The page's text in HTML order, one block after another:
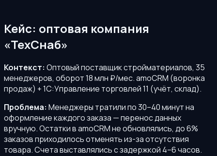
Кейс: оптовая компания
«ТехСнаб»
Контекст: Оптовый поставщик стройматериалов, 35
менеджеров, оборот 18 млн ₽/мес. amoCRM (воронка
продаж) + 1С:Управление торговлей 11 (учёт, склад).
Проблема: Менеджеры тратили по 30–40 минут на
оформление каждого заказа — перенос данных
вручную. Остатки в amoCRM не обновлялись, до 6%
заказов приходилось отменять из-за отсутствия
товара. Счета выставлялись с задержкой 4–6 часов.